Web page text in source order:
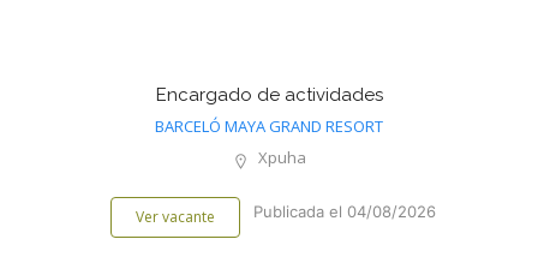
Encargado de actividades
BARCELÓ MAYA GRAND RESORT
Xpuha
Ver vacante Publicada el 04/08/2026